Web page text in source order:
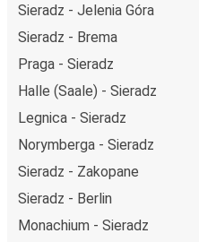
Sieradz - Jelenia Góra
Sieradz - Brema
Praga - Sieradz
Halle (Saale) - Sieradz
Legnica - Sieradz
Norymberga - Sieradz
Sieradz - Zakopane
Sieradz - Berlin
Monachium - Sieradz